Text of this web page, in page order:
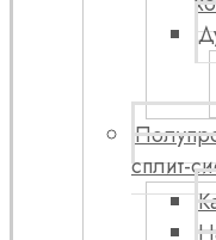
сплит-